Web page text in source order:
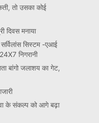
तो उसका कोई
दिवस मनाया
सिस्टम -एआई
निगरानी
बांगो जलाशय का गेट,
के संकल्प को आगे बढ़ा